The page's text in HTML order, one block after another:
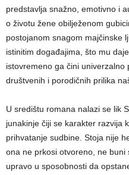
predstavlja snažno, emotivno i
o životu žene obilježenom
postojanom snagom majčinske
istinitim događajima, što mu
istovremeno ga čini univerzalno
društvenih i porodičnih prilika
U središtu romana nalazi se lik
junakinje čiji se karakter razvija
prihvatanje sudbine. Stoja nije
ona ne prkosi otvoreno, ne
upravo u sposobnosti da